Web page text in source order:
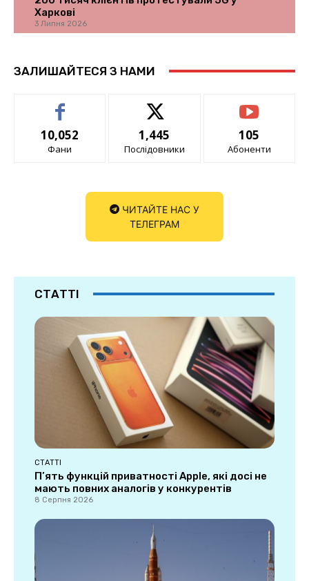
Харкові
3 Липня 2026
ЗАЛИШАЙТЕСЯ З НАМИ
10,052
Фани
1,445
Послідовники
105
Абоненти
ЧИТАЙТЕ НАС У
ТЕЛЕГРАМ
СТАТТІ
СТАТТІ
П’ять функцій приватності Apple, які досі не
мають повних аналогів у конкурентів
8 Серпня 2026